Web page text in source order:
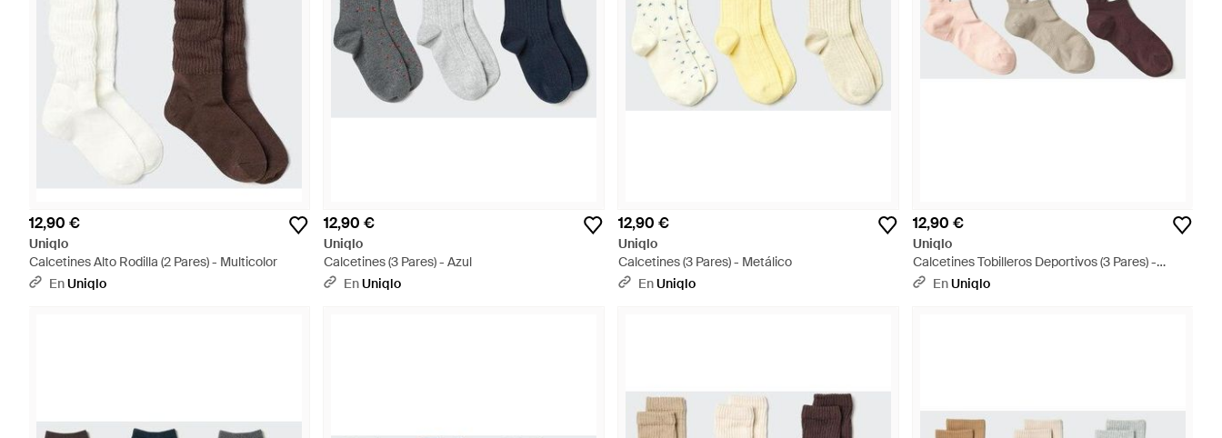
12,90 €
Uniqlo
Calcetines Alto Rodilla (2 Pares) - Multicolor
EnUniqlo
12,90 €
Uniqlo
Calcetines (3 Pares) - Azul
EnUniqlo
12,90 €
Uniqlo
Calcetines (3 Pares) - Metálico
EnUniqlo
12,90 €
Uniqlo
Calcetines Tobilleros Deportivos (3 Pares) -
Blanco
EnUniqlo